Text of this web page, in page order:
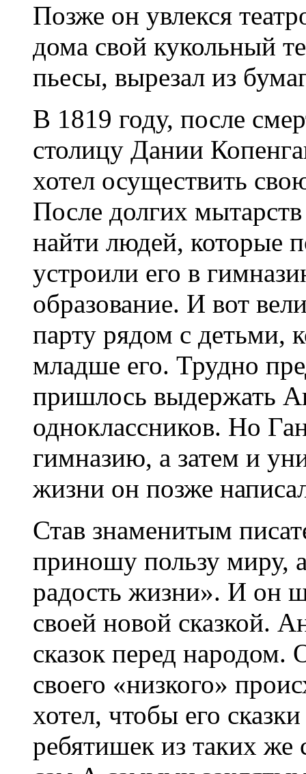
Позже он увлекся
дома свой кукольный
пьесы, вырезал из
В 1819 году, после
столицу Дании
хотел осуществить
После долгих
найти людей, которые
устроили его в
образование. И вот
парту рядом с детьми,
младше его. Трудно
пришлось выдержать
одноклассников. Но
гимназию, а затем и
жизни он позже
Став знаменитым
приношу пользу миру,
радость жизни». И он
своей новой сказкой.
сказок перед народом.
своего «низкого»
хотел, чтобы его
ребятишек из таких же